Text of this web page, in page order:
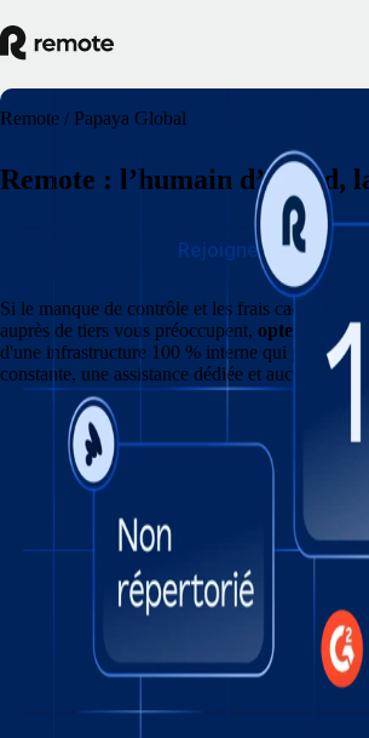
Remote / Papaya Global
Remote : l’humain d’abord,
Si le manque de contrôle et les frais cachés liés
auprès de tiers vous préoccupent, optez pour
d'une infrastructure 100 % interne qui garantit
constante, une assistance dédiée et aucun
Rejoignez Remote